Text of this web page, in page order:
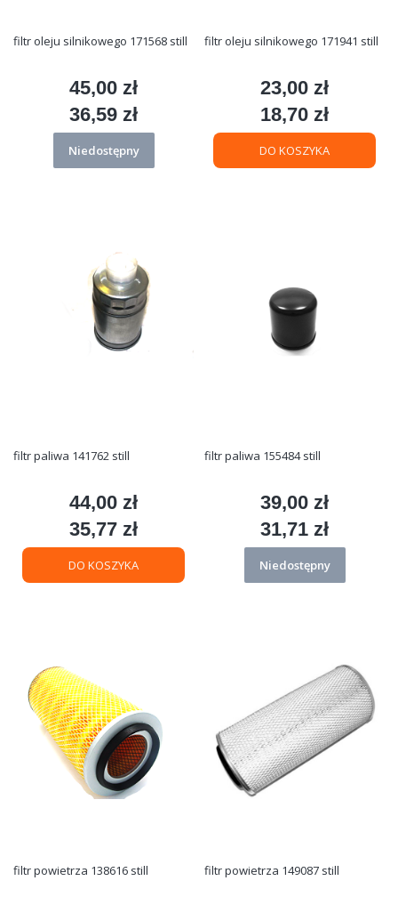
filtr oleju silnikowego 171568 still
Cena
45,00 zł
Cena
36,59 zł
Niedostępny
filtr oleju silnikowego 171941 still
Cena
23,00 zł
Cena
18,70 zł
DO KOSZYKA
filtr paliwa 141762 still
Cena
44,00 zł
Cena
35,77 zł
DO KOSZYKA
filtr paliwa 155484 still
Cena
39,00 zł
Cena
31,71 zł
Niedostępny
filtr powietrza 138616 still filtr powietrza 149087 still